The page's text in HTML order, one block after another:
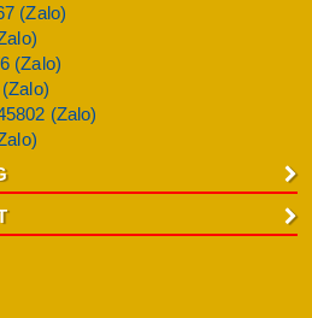
(Zalo)
(Zalo)
(Zalo)